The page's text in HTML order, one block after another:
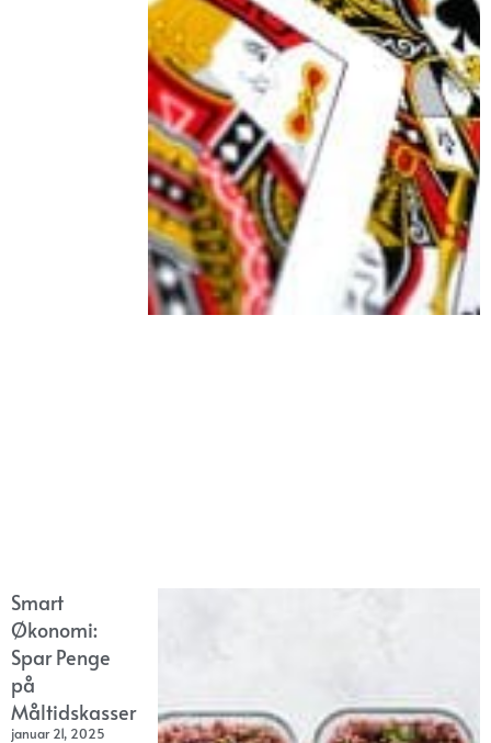
Smart
Økonomi:
Spar Penge
på
Måltidskasser
januar 21, 2025